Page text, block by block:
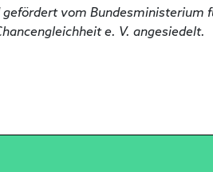
vom Bundesministerium
e. V. angesiedelt.